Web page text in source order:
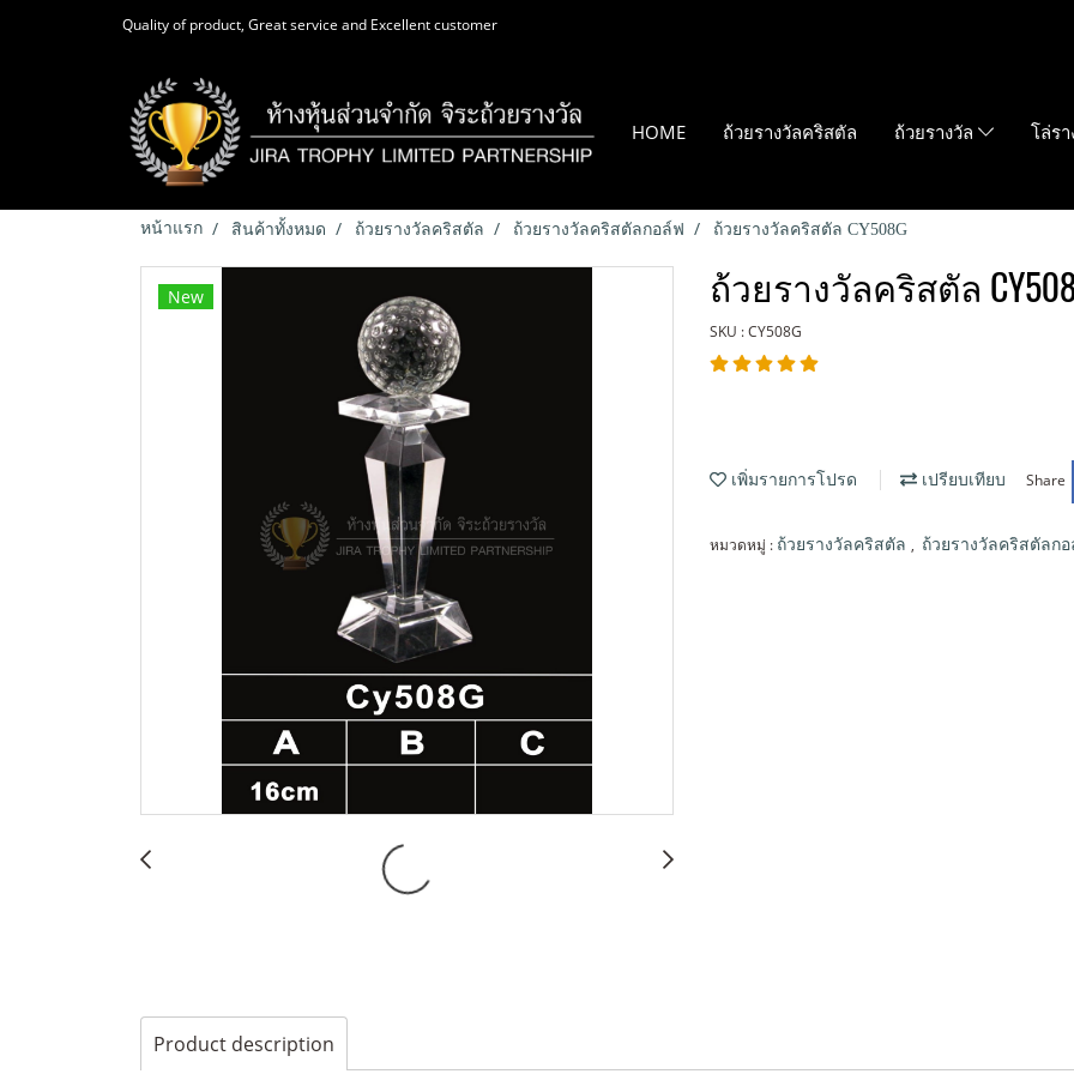
Quality of product, Great service and Excellent customer
HOME ถ้วยรางวัลคริสตัล ถ้วยรางวัล โล่ร
หน้าแรก สินค้าทั้งหมด ถ้วยรางวัลคริสตัล ถ้วยรางวัลคริสตัลกอล์ฟ ถ้วยรางวัลคริสตัล CY508G
New ถ้วยรางวัลคริสตัล
SKU : CY508G
เพิ่มรายการโปรด เปรียบเทียบ Share
หมวดหมู่ : ถ้วยรางวัลคริสตัล , ถ้วยรางวัลคริสตัลก
Product description